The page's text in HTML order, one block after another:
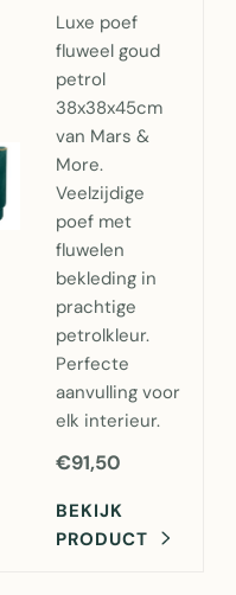
Luxe poef
fluweel goud
petrol
38x38x45cm
van Mars &
More.
Veelzijdige
poef met
fluwelen
bekleding in
prachtige
petrolkleur.
Perfecte
aanvulling voor
elk interieur.
€91,50
BEKIJK
PRODUCT